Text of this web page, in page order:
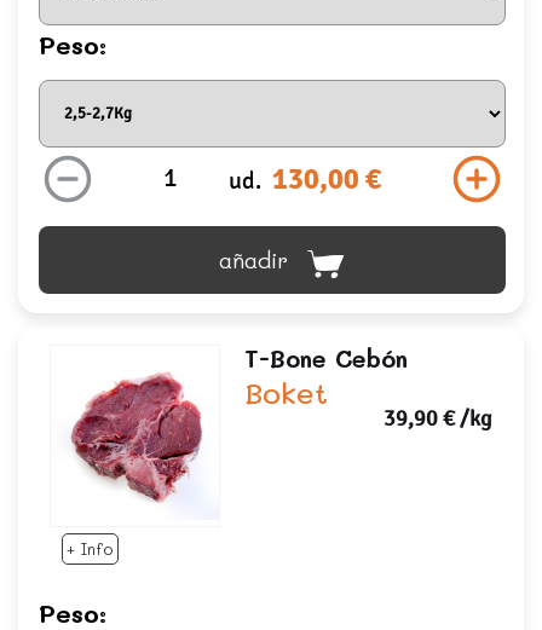
Peso:
ud. 130,00 €
añadir
+ Info
T-Bone Cebón
Boket
39,90 €/kg
Peso: